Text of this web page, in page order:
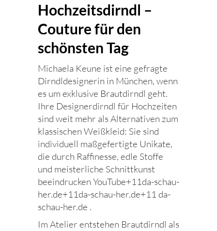
Hochzeitsdirndl –
Couture für den
schönsten Tag
Michaela Keune ist eine gefragte
Dirndldesignerin in München, wenn
es um exklusive Brautdirndl geht.
Ihre Designerdirndl für Hochzeiten
sind weit mehr als Alternativen zum
klassischen Weißkleid: Sie sind
individuell maßgefertigte Unikate,
die durch Raffinesse, edle Stoffe
und meisterliche Schnittkunst
beeindrucken YouTube+11da-schau-
her.de+11da-schau-her.de+11 da-
schau-her.de .
Im Atelier entstehen Brautdirndl als